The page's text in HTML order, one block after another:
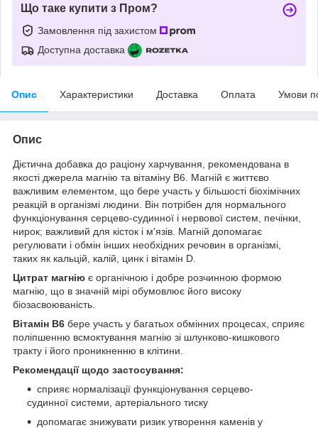
Що таке купити з Пром?
Замовлення під захистом
Доступна доставка
Опис Характеристики Доставка Оплата Умови
Опис
Дієтична добавка до раціону харчування, рекомендована в
якості джерела магнію та вітаміну В6. Магній є життєво
важливим елементом, що бере участь у більшості біохімічних
реакцій в організмі людини. Він потрібен для нормального
функціонування серцево-судинної і нервової систем, печінки,
нирок; важливий для кісток і м'язів. Магній допомагає
регулювати і обмін інших необхідних речовин в організмі,
таких як кальцій, калій, цинк і вітамін D.
Цитрат магнію є органічною і добре розчинною формою
магнію, що в значній мірі обумовлює його високу
біозасвоюваність.
Вітамін В6 бере участь у багатьох обмінних процесах, сприяє
поліпшенню всмоктування магнію зі шлунково-кишкового
тракту і його проникненню в клітини.
Рекомендації щодо застосування:
сприяє нормалізації функціонування серцево-
судинної системи, артеріального тиску
допомагає знижувати ризик утворення каменів у